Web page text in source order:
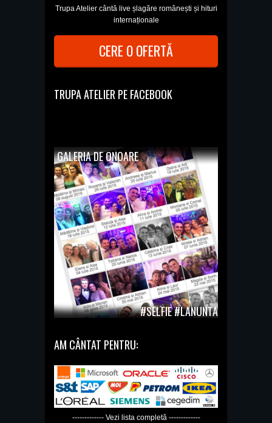
Trupa Atelier cântă live șlagăre românești și hituri
internaționale
CERE O OFERTĂ
TRUPA ATELIER PE FACEBOOK
GALERIA DE ONOARE
#SELFIE #LANUNTA
AM CÂNTAT PENTRU:
------------- Vezi lista completă -------------